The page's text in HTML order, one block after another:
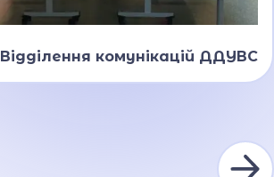
Відділення комунікацій ДДУВС